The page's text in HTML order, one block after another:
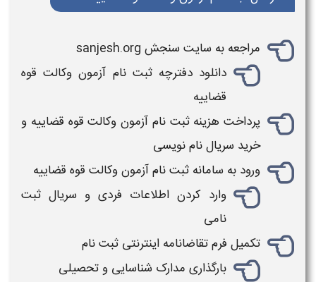
مراجعه به سایت سنجش sanjesh.org
دانلوددفترچه ثبت نام آزمون وکالت قوه
قضاییه
پرداخت هزینهثبت نام آزمون وکالت قوه قضاییه و
خرید سریال نام نویسی
ورود به سامانه ثبت نام آزمون وکالت قوه قضاییه
وارد کردن اطلاعات فردی و سریال ثبت
نامی
تکمیل فرم تقاضانامه اینترنتی ثبت نام
بارگذاری مدارک شناسایی و تحصیلی